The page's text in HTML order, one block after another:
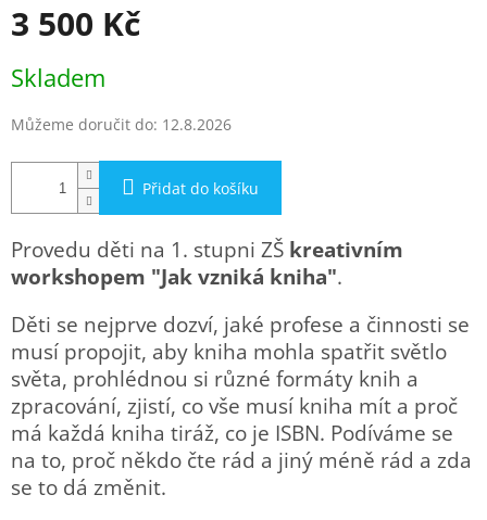
3 500 Kč
cena:
Skladem
Můžeme doručit do: 12.8.2026
Přidat do košíku
Provedu děti na 1. stupni ZŠ kreativním
workshopem "Jak vzniká kniha".
Děti se nejprve dozví, jaké profese a činnosti se
musí propojit, aby kniha mohla spatřit světlo
světa, prohlédnou si různé formáty knih a
zpracování, zjistí, co vše musí kniha mít a proč
má každá kniha tiráž, co je ISBN. Podíváme se
na to, proč někdo čte rád a jiný méně rád a zda
se to dá změnit.